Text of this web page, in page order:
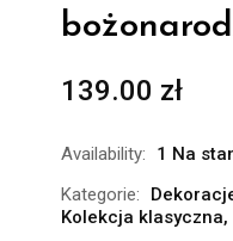
139.00 zł
Availability:
1 Na
Kategorie:
Kolekcja klasyczna,